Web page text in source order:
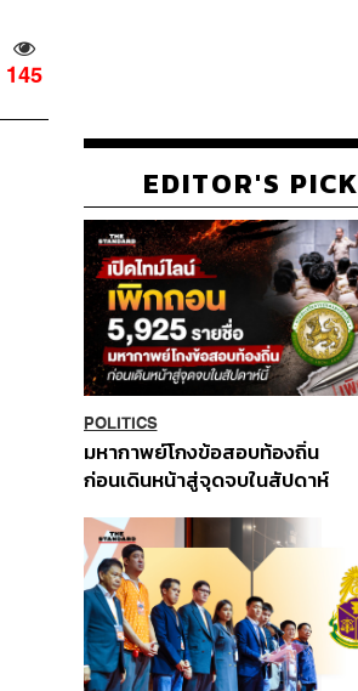
145
EDITOR'S PICK
POLITICS
มหากาพย์โกงข้อสอบท้องถิ่น
ก่อนเดินหน้าสู่จุดจบในสัปดาห์